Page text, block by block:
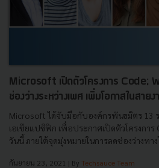
Microsoft เปิดตัวโครงการ Code;
ช่องว่างระหว่างเพศ เพิ่มโอกาสในสายง
Microsoft ได้จับมือกับองค์กรพันธมิตร 13
เอเชียแปซิฟิก เพื่อประกาศเปิดตัวโครงการ
วันนี้ ภายใต้จุดมุ่งหมายในการลดช่องว่างทางโ
กันยายน 23, 2021 | By Techsauce Team